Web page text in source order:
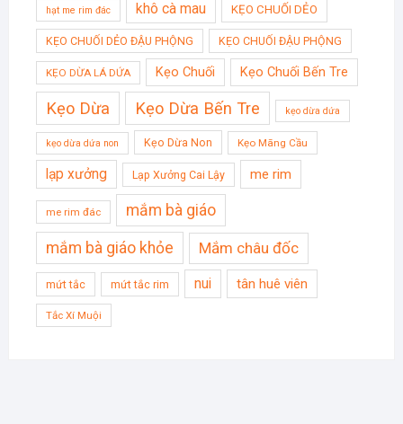
hạt me rim đác khô cà mau KẸO CHUỐI DẺO
KẸO CHUỐI DẺO ĐẬU PHỘNG KẸO CHUỐI ĐẬU PHỘNG
KẸO DỪA LÁ DỨA Kẹo Chuối Kẹo Chuối Bến Tre
Kẹo Dừa Kẹo Dừa Bến Tre kẹo dừa dứa
kẹo dừa dứa non Kẹo Dừa Non Kẹo Mãng Cầu
lạp xưởng Lạp Xưởng Cai Lậy me rim
me rim đác mắm bà giáo
mắm bà giáo khỏe Mắm châu đốc
mứt tắc mứt tắc rim nui tân huê viên
Tắc Xí Muội